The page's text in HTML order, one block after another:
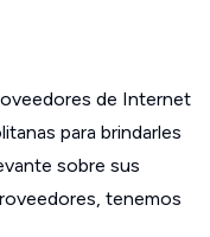
de Internet
para brindarles
sobre sus
tenemos